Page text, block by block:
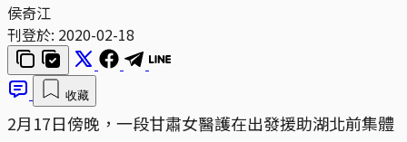
侯奇江
刊登於: 2020-02-18
收藏
2月17日傍晚，一段甘肅女醫護在出發援助湖北前集體